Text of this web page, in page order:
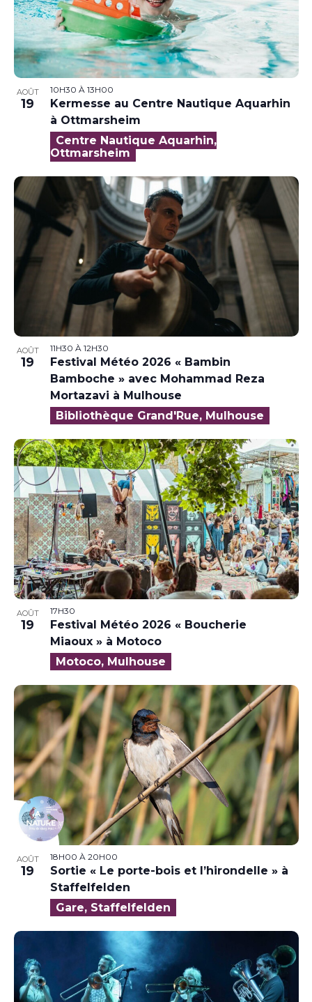
AOÛT
19
10H30 À 13H00
Kermesse au Centre Nautique Aquarhin
à Ottmarsheim
Centre Nautique Aquarhin,
Ottmarsheim
AOÛT
19
11H30 À 12H30
Festival Météo 2026 « Bambin
Bamboche » avec Mohammad Reza
Mortazavi à Mulhouse
Bibliothèque Grand'Rue, Mulhouse
AOÛT
19
17H30
Festival Météo 2026 « Boucherie
Miaoux » à Motoco
Motoco, Mulhouse
AOÛT
19
18H00 À 20H00
Sortie « Le porte-bois et l’hirondelle » à
Staffelfelden
Gare, Staffelfelden